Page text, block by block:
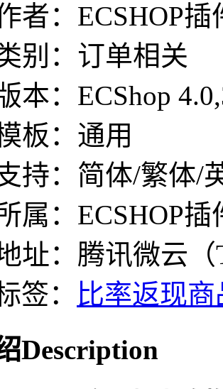
者：ECSHOP插
别：订单相关
本：ECShop
板：通用
持：简体/繁体/
属：ECSHOP插
址：腾讯微云（
签：
比率返现商
Description